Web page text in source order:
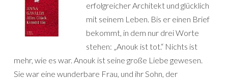
erfolgreicher Architekt und glücklich
mit seinem Leben. Bis er einen Brief
bekommt, in dem nur drei Worte
stehen: „Anouk ist tot.“ Nichts ist
mehr, wie es war. Anouk ist seine große Liebe gewesen.
Sie war eine wunderbare Frau, und ihr Sohn, der